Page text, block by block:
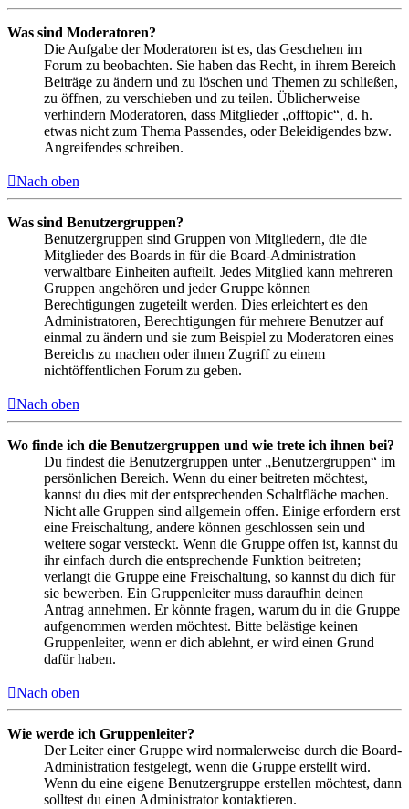
Was sind Moderatoren?
Die Aufgabe der Moderatoren ist es, das Geschehen im
Forum zu beobachten. Sie haben das Recht, in ihrem Bereich
Beiträge zu ändern und zu löschen und Themen zu schließen,
zu öffnen, zu verschieben und zu teilen. Üblicherweise
verhindern Moderatoren, dass Mitglieder „offtopic“, d. h.
etwas nicht zum Thema Passendes, oder Beleidigendes bzw.
Angreifendes schreiben.
Nach oben
Was sind Benutzergruppen?
Benutzergruppen sind Gruppen von Mitgliedern, die die
Mitglieder des Boards in für die Board-Administration
verwaltbare Einheiten aufteilt. Jedes Mitglied kann mehreren
Gruppen angehören und jeder Gruppe können
Berechtigungen zugeteilt werden. Dies erleichtert es den
Administratoren, Berechtigungen für mehrere Benutzer auf
einmal zu ändern und sie zum Beispiel zu Moderatoren eines
Bereichs zu machen oder ihnen Zugriff zu einem
nichtöffentlichen Forum zu geben.
Nach oben
Wo finde ich die Benutzergruppen und wie trete ich ihnen bei?
Du findest die Benutzergruppen unter „Benutzergruppen“ im
persönlichen Bereich. Wenn du einer beitreten möchtest,
kannst du dies mit der entsprechenden Schaltfläche machen.
Nicht alle Gruppen sind allgemein offen. Einige erfordern erst
eine Freischaltung, andere können geschlossen sein und
weitere sogar versteckt. Wenn die Gruppe offen ist, kannst du
ihr einfach durch die entsprechende Funktion beitreten;
verlangt die Gruppe eine Freischaltung, so kannst du dich für
sie bewerben. Ein Gruppenleiter muss daraufhin deinen
Antrag annehmen. Er könnte fragen, warum du in die Gruppe
aufgenommen werden möchtest. Bitte belästige keinen
Gruppenleiter, wenn er dich ablehnt, er wird einen Grund
dafür haben.
Nach oben
Wie werde ich Gruppenleiter?
Der Leiter einer Gruppe wird normalerweise durch die Board-
Administration festgelegt, wenn die Gruppe erstellt wird.
Wenn du eine eigene Benutzergruppe erstellen möchtest, dann
solltest du einen Administrator kontaktieren.